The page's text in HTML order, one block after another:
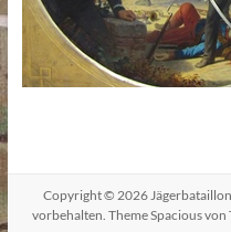
Copyright © 2026
vorbehalten. ThemeSpaciousvon